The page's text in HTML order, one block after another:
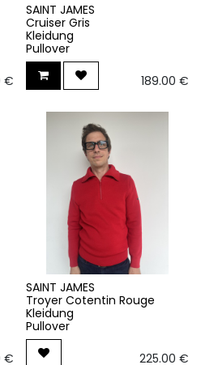
€
SAINT JAMES
Cruiser Gris
Kleidung
Pullover
189.00 €
€
SAINT JAMES
Troyer Cotentin Rouge
Kleidung
Pullover
225.00 €